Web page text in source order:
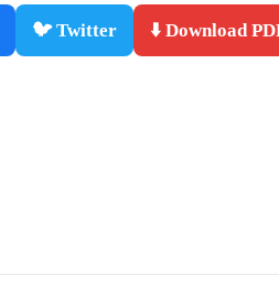
🐦 Twitter
⬇️ Download